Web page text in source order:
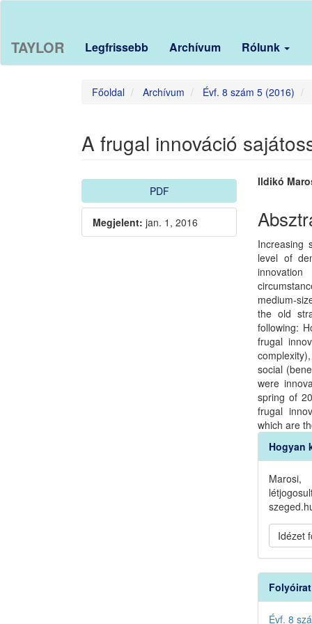
Content
Sidebar
TAYLOR Legfrissebb Archívum Rólunk
Főoldal Archívum Évf. 8 szám 5 (2016)
A frugal innováció
Article
Sidebar
PDF
Megjelent: jan. 1, 2016
Main
Article
Ildikó
Increasing
level of
medium-
the old
following:
frugal
social
were
spring of
frugal
which are
Article
Details
Hogyan
Idézet
Évf. 8